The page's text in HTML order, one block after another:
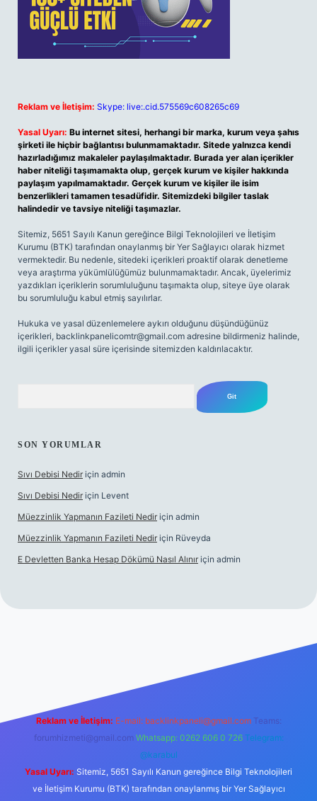
Reklam ve İletişim: Skype: live:.cid.575569c608265c69
Yasal Uyarı: Bu internet sitesi, herhangi bir marka, kurum veya şahıs
şirketi ile hiçbir bağlantısı bulunmamaktadır. Sitede yalnızca kendi
hazırladığımız makaleler paylaşılmaktadır. Burada yer alan içerikler
haber niteliği taşımamakta olup, gerçek kurum ve kişiler hakkında
paylaşım yapılmamaktadır. Gerçek kurum ve kişiler ile isim
benzerlikleri tamamen tesadüfidir. Sitemizdeki bilgiler taslak
halindedir ve tavsiye niteliği taşımazlar.
Sitemiz, 5651 Sayılı Kanun gereğince Bilgi Teknolojileri ve İletişim
Kurumu (BTK) tarafından onaylanmış bir Yer Sağlayıcı olarak hizmet
vermektedir. Bu nedenle, sitedeki içerikleri proaktif olarak denetleme
veya araştırma yükümlülüğümüz bulunmamaktadır. Ancak, üyelerimiz
yazdıkları içeriklerin sorumluluğunu taşımakta olup, siteye üye olarak
bu sorumluluğu kabul etmiş sayılırlar.
Hukuka ve yasal düzenlemelere aykırı olduğunu düşündüğünüz
içerikleri, backlinkpanelicomtr@gmail.com adresine bildirmeniz halinde,
ilgili içerikler yasal süre içerisinde sitemizden kaldırılacaktır.
SON YORUMLAR
Sıvı Debisi Nedir için admin
Sıvı Debisi Nedir için Levent
Müezzinlik Yapmanın Fazileti Nedir için admin
Müezzinlik Yapmanın Fazileti Nedir için Rüveyda
E Devletten Banka Hesap Dökümü Nasıl Alınır için admin
Reklam ve İletişim: E-mail: backlinkpaneli@gmail.com Teams:
forumhizmeti@gmail.com Whatsapp: 0262 606 0 726 Telegram:
@karabul
Yasal Uyarı: Sitemiz, 5651 Sayılı Kanun gereğince Bilgi Teknolojileri
ve İletişim Kurumu (BTK) tarafından onaylanmış bir Yer Sağlayıcı